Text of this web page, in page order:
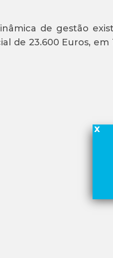
de gestão
de 23.600 Euros, em
x